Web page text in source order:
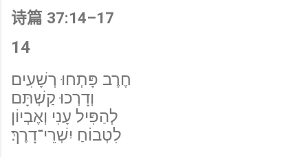
诗篇 37:14–17
14
חֶרֶב פָּתְחוּ רְשָׁעִים
וְדָרְכוּ קַשְׁתָּם
לְהַפִּיל עָנִי וְאֶבְיוֹן
לִטְבוֹחַ יִשְׁרֵי־דָרֶךְ׃